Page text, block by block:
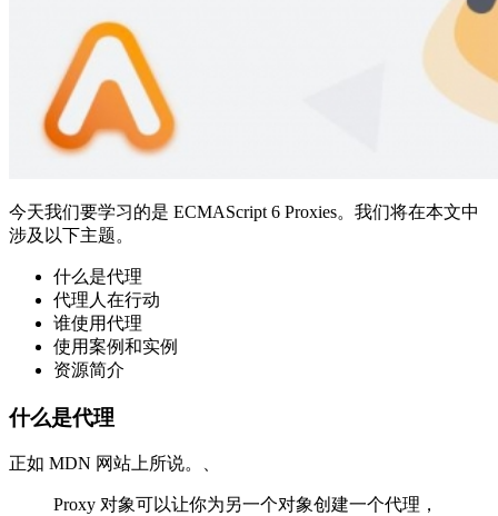
今天我们要学习的是 ECMAScript 6 Proxies。我们将在本文中
涉及以下主题。
什么是代理
代理人在行动
谁使用代理
使用案例和实例
资源简介
什么是代理
正如 MDN 网站上所说。、
Proxy 对象可以让你为另一个对象创建一个代理，